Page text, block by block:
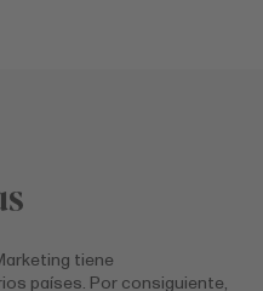
tiene
países. Por consiguiente,